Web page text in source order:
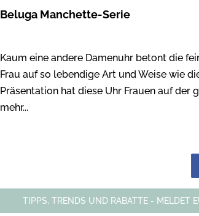
Beluga Manchette-Serie
Kaum eine andere Damenuhr betont die
Frau auf so lebendige Art und Weise wie
Präsentation hat diese Uhr Frauen auf der
mehr...
TIPPS, TRENDS UND RABATTE - MELDET